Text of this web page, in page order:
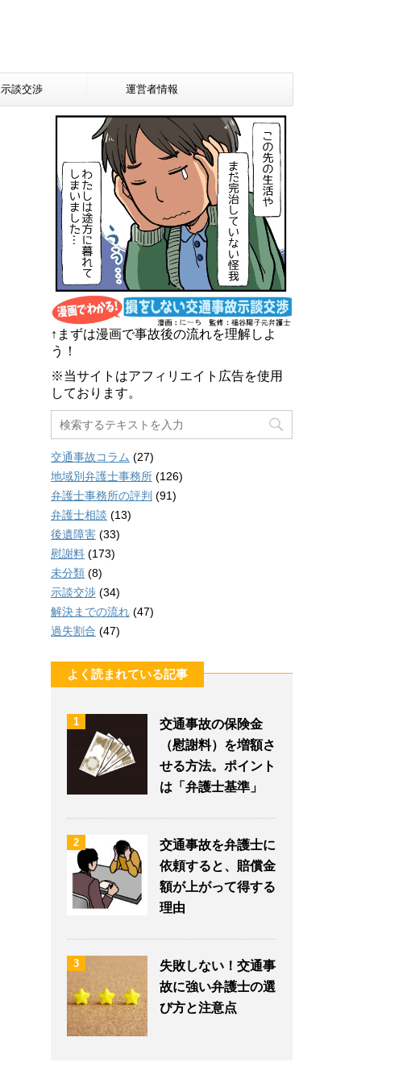
示談交渉 運営者情報
↑まずは漫画で事故後の流れを理解しよ
う！
※当サイトはアフィリエイト広告を使用
しております。
交通事故コラム (27)
地域別弁護士事務所 (126)
弁護士事務所の評判 (91)
弁護士相談 (13)
後遺障害 (33)
慰謝料 (173)
未分類 (8)
示談交渉 (34)
解決までの流れ (47)
過失割合 (47)
よく読まれている記事
1
交通事故の保険金
（慰謝料）を増額さ
せる方法。ポイント
は「弁護士基準」
2
交通事故を弁護士に
依頼すると、賠償金
額が上がって得する
理由
3
失敗しない！交通事
故に強い弁護士の選
び方と注意点